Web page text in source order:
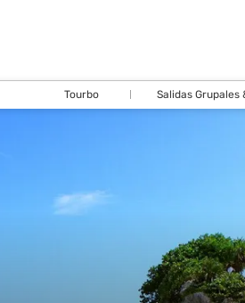
Tourbo Salidas Grupales